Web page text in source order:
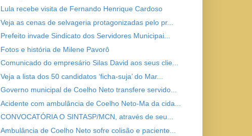
Lula recebe visita de Fernando Henrique Cardoso
Veja as cenas de selvageria protagonizadas pelo pr...
Prefeito invade Sindicato dos Servidores Municipai...
Fotos e história de Milene Pavorô
Comunicado do empresário Silas David aos seus clie...
Veja a lista dos 50 candidatos ‘ficha-suja’ do Mar...
Governo municipal de Coelho Neto transfere servido...
Acidente com ambulância de Coelho Neto-Ma da cida...
CONVOCATÓRIA O SINTASP/MCN, através de seu...
Ambulância de Coelho Neto sofre colisão e paciente...